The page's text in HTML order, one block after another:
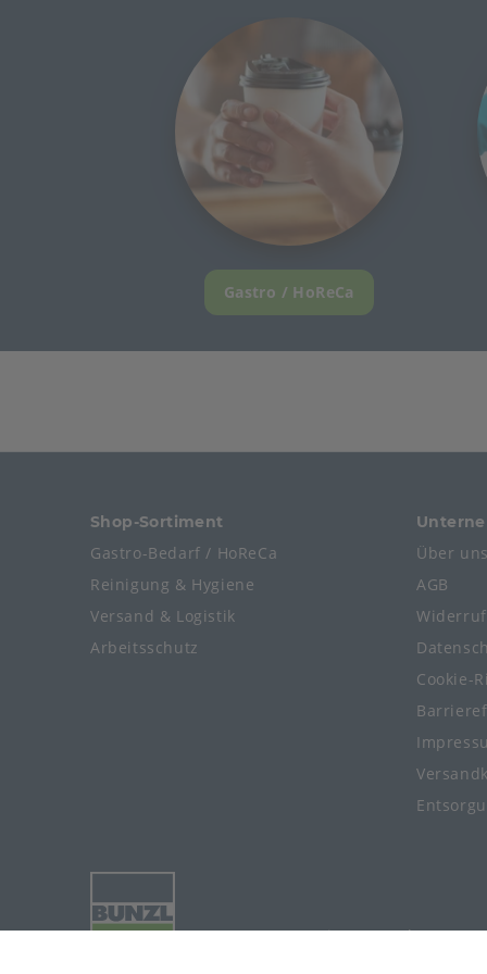
Gastro / HoReCa
Shop-Sortiment
Gastro-Bedarf / HoReCa
Reinigung & Hygiene
Versand & Logistik
Arbeitsschutz
Über
AGB
Cookie-
© 2024-2026 Meier Verpackungen